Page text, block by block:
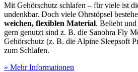
Mit Gehörschutz schlafen – für viele ist
undenkbar. Doch viele Ohrstöpsel
weichen, flexiblen Material. Beliebt
gern genutzt sind z. B. die Sanohra Fly
Gehörschutz (z. B. die Alpine Sleepsoft
zum Schlafen.
» Mehr Informationen